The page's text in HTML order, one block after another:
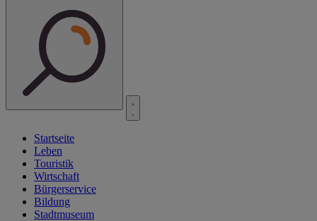
Startseite
Leben
Touristik
Wirtschaft
Bürgerservice
Bildung
Stadtmuseum